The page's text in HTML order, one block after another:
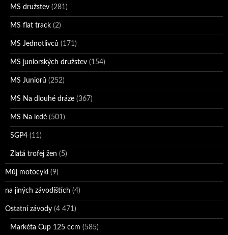
MS družstev (281)
MS flat track (2)
MS Jednotlivců (171)
MS juniorských družstev (154)
MS Juniorů (252)
MS Na dlouhé dráze (367)
MS Na ledě (501)
SGP4 (11)
Zlatá trofej žen (5)
Můj motocykl (9)
na jiných závodištích (4)
Ostatní závody (4 471)
Markéta Cup 125 ccm (585)